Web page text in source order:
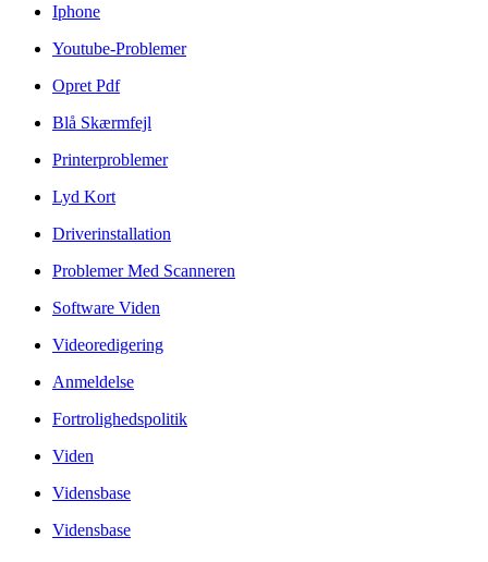
Iphone
Youtube-Problemer
Opret Pdf
Blå Skærmfejl
Printerproblemer
Lyd Kort
Driverinstallation
Problemer Med Scanneren
Software Viden
Videoredigering
Anmeldelse
Fortrolighedspolitik
Viden
Vidensbase
Vidensbase